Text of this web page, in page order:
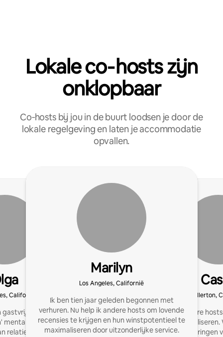
Lokale co‑hosts zijn
onklopbaar
Co‑hosts bij jou in de buurt loodsen je door de
lokale regelgeving en laten je accommodatie
opvallen.
Californië
gastvrijheid met een
mentaliteit, gedreven
relaties en het leveren
Marilyn
Los Angeles, Californië
Ik ben tien jaar geleden begonnen met
verhuren. Nu help ik andere hosts om lovende
recensies te krijgen en hun winstpotentieel te
maximaliseren door uitzonderlijke service.
Fullerton,
We helpen andere
te maximaliseren.
vijfsterrenervaringen